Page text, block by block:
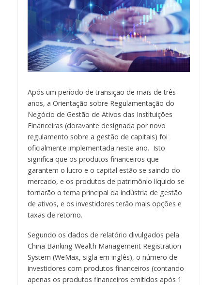
Após um período de transição de mais de três
anos, a Orientação sobre Regulamentação do
Negócio de Gestão de Ativos das Instituições
Financeiras (doravante designada por novo
regulamento sobre a gestão de capitais) foi
oficialmente implementada neste ano. Isto
significa que os produtos financeiros que
garantem o lucro e o capital estão se saindo do
mercado, e os produtos de patrimônio líquido se
tornarão o tema principal da indústria de gestão
de ativos, e os investidores terão mais opções e
taxas de retorno.
Segundo os dados de relatório divulgados pela ​​
China Banking Wealth Management Registration
System (WeMax, sigla em inglês), o número de
investidores com produtos financeiros (contando
apenas os produtos financeiros emitidos após 1